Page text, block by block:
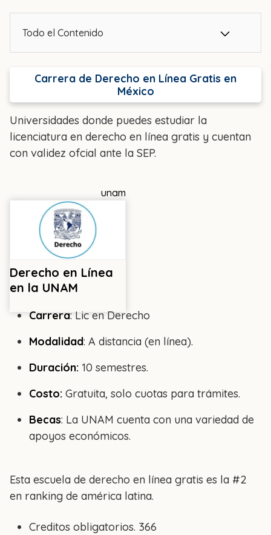
Todo el Contenido
Carrera de Derecho en Línea Gratis en
México
Universidades donde puedes estudiar la
licenciatura en derecho en línea gratis y cuentan
con validez ofcial ante la SEP.
unam
Derecho en Línea
en la UNAM
Carrera: Lic en Derecho
Modalidad: A distancia (en línea).
Duración: 10 semestres.
Costo: Gratuita, solo cuotas para trámites.
Becas: La UNAM cuenta con una variedad de
apoyos económicos.
Esta escuela de derecho en línea gratis es la #2
en ranking de américa latina.
Creditos obligatorios. 366